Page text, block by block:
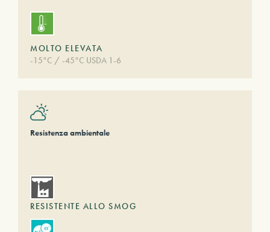
MOLTO ELEVATA
-15°C / -45°C USDA 1-6
Resistenza ambientale
RESISTENTE ALLO SMOG